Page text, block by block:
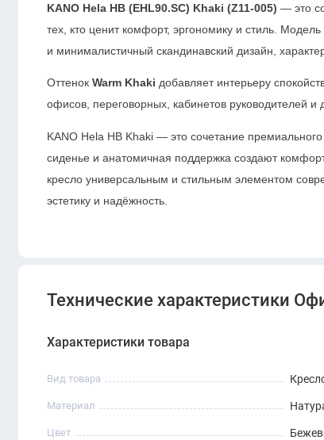
KANO Hela HB (EHL90.SC) Khaki (Z11-005) — это
тех, кто ценит комфорт, эргономику и стиль.
и минималистичный скандинавский дизайн,
ОттенокWarm Khaki добавляет интерьеру
офисов, переговорных, кабинетов руководителей и
KANO Hela HB Khaki — это сочетание
сиденье и анатомичная поддержка создают
кресло универсальным и стильным элементом
эстетику и надёжность.
Технические характеристики
Характеристики товара
Вид товара
Материал
Цвет